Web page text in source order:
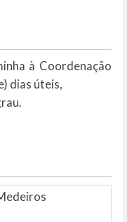
à Coordenação
dias úteis,